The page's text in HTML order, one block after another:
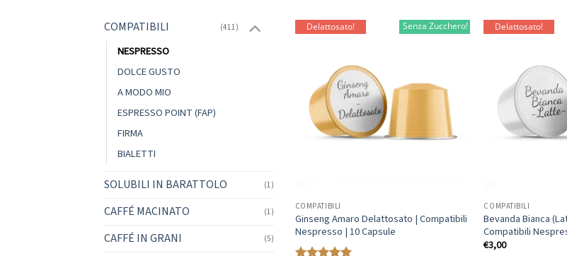
COMPATIBILI (411)
NESPRESSO
DOLCE GUSTO
A MODO MIO
ESPRESSO POINT (FAP)
FIRMA
BIALETTI
SOLUBILI IN BARATTOLO (1)
CAFFÉ MACINATO (1)
CAFFÉ IN GRANI (5)
Senza Zucchero!
Delattosato!
COMPATIBILI
Ginseng Amaro Delattosato | Compatibili
Nespresso | 10 Capsule
Delattosato!
COMPATIBILI
Bevanda Bianca
Compatibili
€3,00